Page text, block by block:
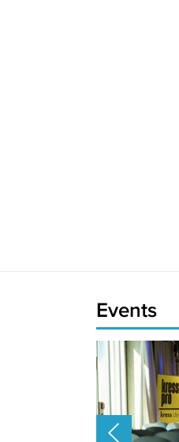
Events